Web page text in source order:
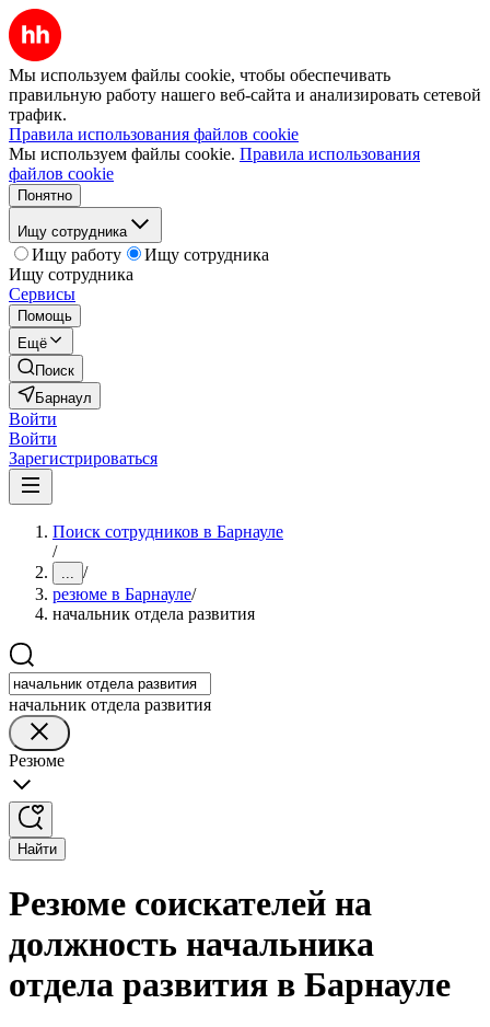
Мы используем файлы cookie, чтобы обеспечивать
правильную работу нашего веб-сайта и анализировать сетевой
трафик.
Правила использования файлов cookie
Мы используем файлы cookie. Правила использования
файлов cookie
Понятно
Ищу сотрудника
Ищу работу
Ищу сотрудника
Ищу сотрудника
Сервисы
Помощь
Ещё
Поиск
Барнаул
Войти
Войти
Зарегистрироваться
Поиск сотрудников в Барнауле
/
... /
резюме в Барнауле/
начальник отдела развития
начальник отдела развития
Резюме
Найти
Резюме соискателей на
должность начальника
отдела развития в Барнауле